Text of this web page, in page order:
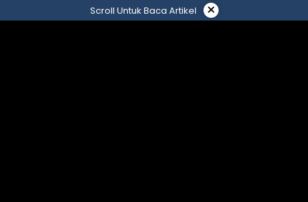
ke
Scroll Untuk Baca Artikel ×